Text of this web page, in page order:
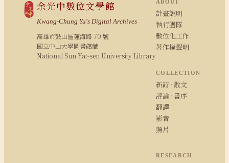
余光中數位文學館
Kwang-Chung Yu's Digital Archives
高雄市鼓山區蓮海路 70 號
國立中山大學圖書館藏
National Sun Yat-sen University Library
ABOUT
計畫說明
執行團隊
數位化工作
著作權聲明
COLLECTION
新詩 · 散文
評論 · 書序
翻譯
影音
照片
RESEARCH